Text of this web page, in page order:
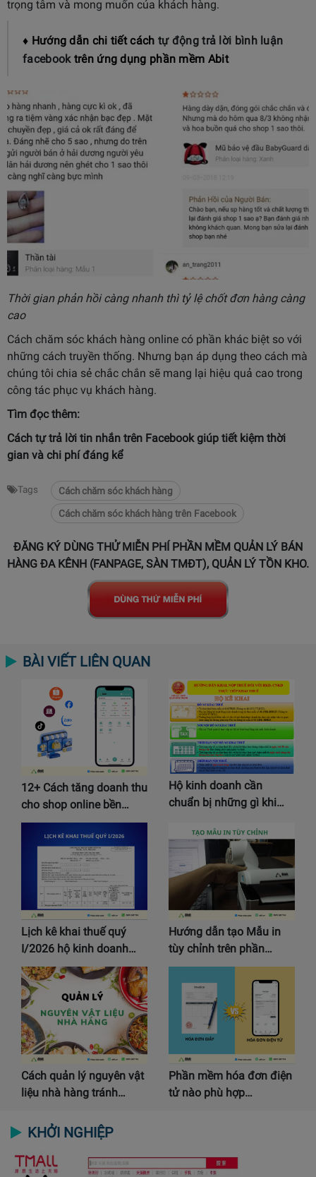
trọng tâm và mong muốn của khách hàng.
♦ Hướng dẫn chi tiết cách tự động trả lời bình luận
facebooktrên ứng dụng phần mềm Abit
Thời gian phản hồi càng nhanh thì tỷ lệ chốt đơn hàng càng
cao
Cách chăm sóc khách hàng online có phần khác biệt so với
những cách truyền thống. Nhưng bạn áp dụng theo cách mà
chúng tôi chia sẻ chắc chắn sẽ mang lại hiệu quả cao trong
công tác phục vụ khách hàng.
Tìm đọc thêm:
Cách tự trả lời tin nhắn trên Facebookgiúp tiết kiệm thời
gian và chi phí đáng kể
Tags
Cách chăm sóc khách hàng
Cách chăm sóc khách hàng trên Facebook
ĐĂNG KÝ DÙNG THỬ MIỄN PHÍ PHẦN MỀM QUẢN LÝ BÁN
HÀNG ĐA KÊNH (FANPAGE, SÀN TMĐT), QUẢN LÝ TỒN KHO.
BÀI VIẾT LIÊN QUAN
12+ Cách tăng doanh thu
cho shop online bền…
Hộ kinh doanh cần
chuẩn bị những gì khi…
Lịch kê khai thuế quý
I/2026 hộ kinh doanh…
Hướng dẫn tạo Mẫu in
tùy chỉnh trên phần…
Cách quản lý nguyên vật
liệu nhà hàng tránh…
Phần mềm hóa đơn điện
tử nào phù hợp…
KHỞI NGHIỆP